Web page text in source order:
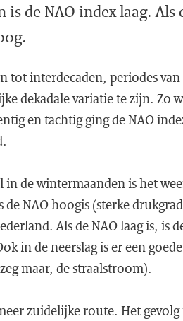
de NAO index laag. Als
tot interdecaden, periodes
dekadale variatie te zijn. Zo
en tachtig ging de NAO
de wintermaanden is het
de NAO hoogis (sterke
Als de NAO laag is, is
in de neerslag is er een
maar, de straalstroom).
zuidelijke route. Het